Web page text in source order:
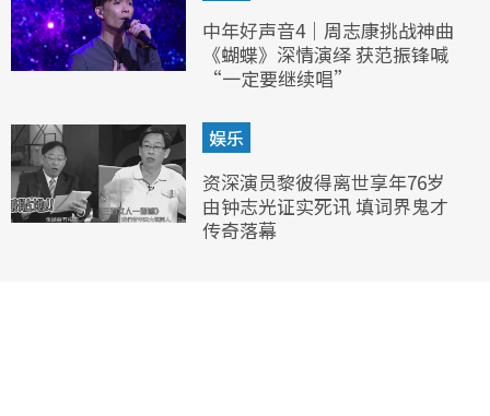
中年好声音4｜周志康挑战神曲
《蝴蝶》深情演绎 获范振锋喊
“一定要继续唱”
娱乐
资深演员黎彼得离世享年76岁
由钟志光证实死讯 填词界鬼才
传奇落幕